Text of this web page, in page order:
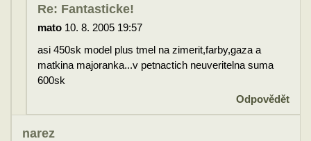
Re: Fantasticke!
mato 10. 8. 2005 19:57
asi 450sk model plus tmel na zimerit,farby,gaza a
matkina majoranka...v petnactich neuveritelna suma
600sk
Odpovědět
narez